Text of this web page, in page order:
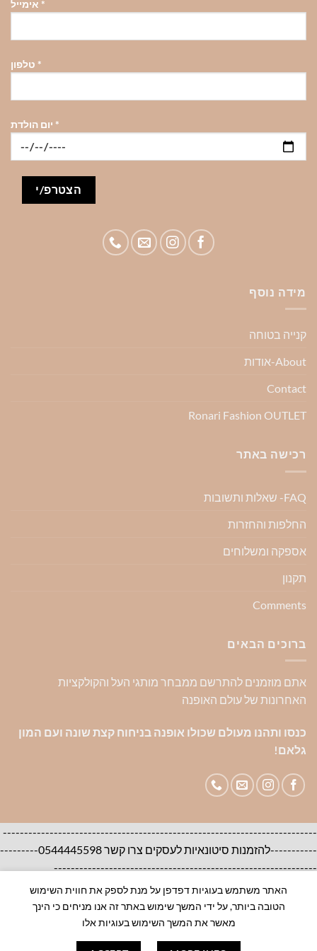
*
*
*
מידה נוסף
קנייה בטוחה
About-אודות
Contact
Ronari Fashion OUTLET
רכישה באתר
FAQ- שאלות ותשובות
החלפות והחזרות
אספקה ומשלוחים
תקנון
Comments
ברוכים הבאים
אתם מוזמנים להתרשם ממבחר מותגי העל והקולקציות
האחרונות של עולם האופנה
כנסו ותהנו מעולם שכולו אופנה בניחוח קצת שונה ועם המון
גלאם!
--------------------------------------------------------------------------
-----------להזמנות סיטונאיות לעסקים צרו קשר 0544445598---------
--------------------------------------------------------------
אודות צור קשר שאלות ותשובות
100% ORIGINAL BRANDS-House of Brands
האתר משתמש בעוגיות דפדפן על מנת לספק את חווית השימוש
הטובה ביותר, על ידי המשך שימוש באתר זה אנו מניחים כי הינך
מאשר את המשך השימוש בעוגיות אלו